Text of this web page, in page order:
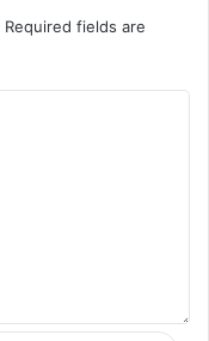
Required fields are